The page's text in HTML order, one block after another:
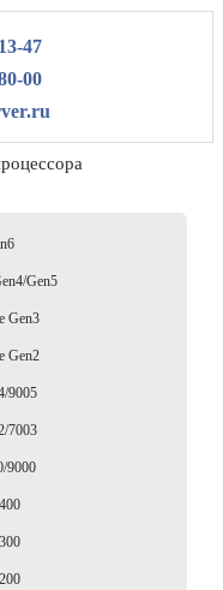
47
00
Gen5
Gen3
Gen2
9005
7003
9000